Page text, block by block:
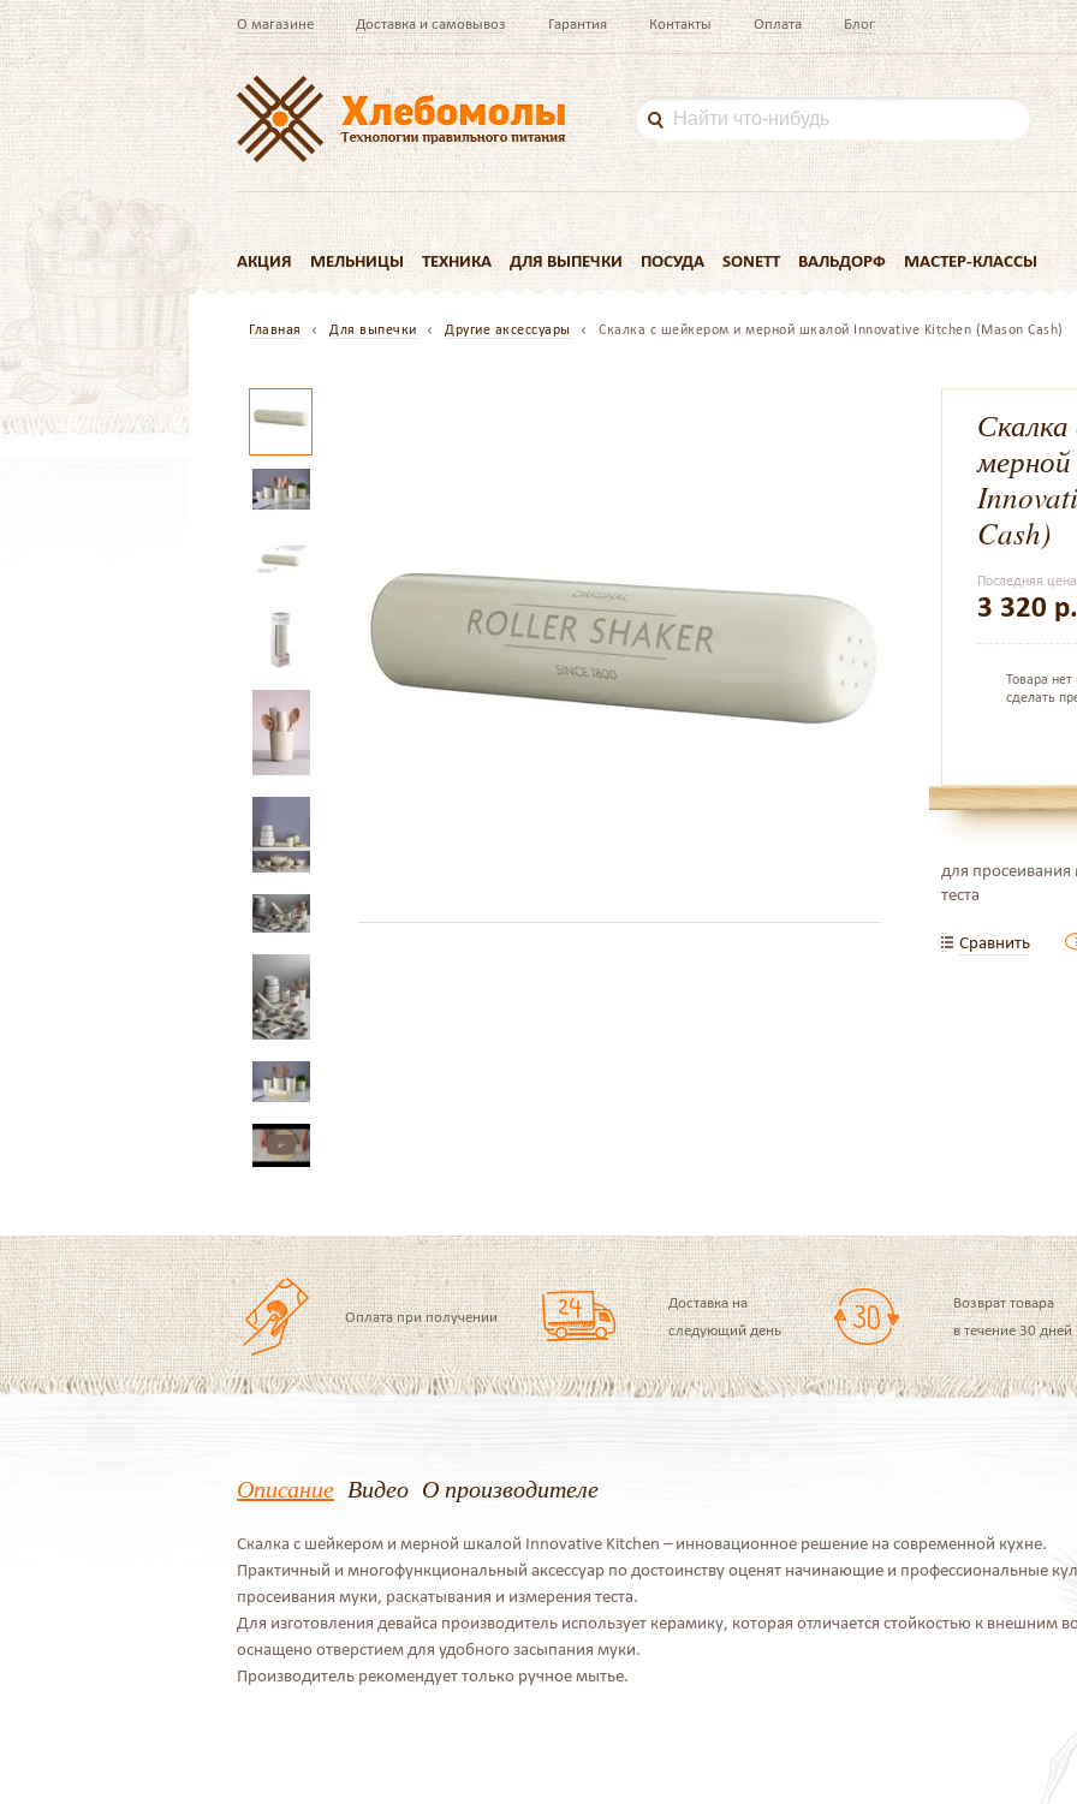
О магазине Доставка и самовывоз Гарантия Контакты Оплата Блог
АКЦИЯ МЕЛЬНИЦЫ ТЕХНИКА ДЛЯ ВЫПЕЧКИ ПОСУДА SONETT ВАЛЬДОРФ МАСТЕР-КЛАССЫ
Главная Для выпечки Другие аксессуары Скалка с шейкером и мерной шкалой Innovative Kitchen (Mason Cash)
Cash)
Последняя
3 320 р.
Товара
сделать
для
теста
Сравнить
Оплата при получении
Доставка на
следующий день
Возврат товара
в течение 30 дней
Описание Видео О производителе
Скалка с шейкером и мерной шкалой Innovative Kitchen – инновационное решение на современной кухне.
Практичный и многофункциональный аксессуар по достоинству оценят начинающие и профессиональные
просеивания муки, раскатывания и измерения теста.
Для изготовления девайса производитель использует керамику, которая отличается стойкостью к внешним
оснащено отверстием для удобного засыпания муки.
Производитель рекомендует только ручное мытье.